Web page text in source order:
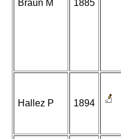
Braun M 1885
Hallez P 1894